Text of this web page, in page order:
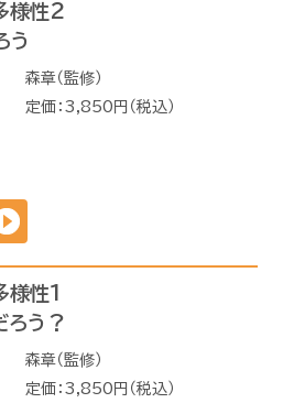
様性2
う
森章（監修）
定価：3,850円（税込）
様性1
ろう？
森章（監修）
定価：3,850円（税込）